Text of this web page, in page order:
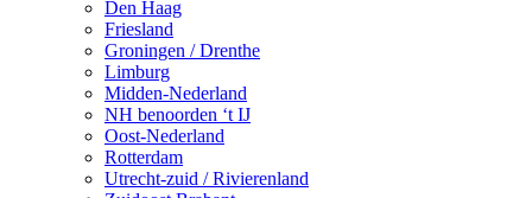
Den Haag
Friesland
Groningen / Drenthe
Limburg
Midden-Nederland
NH benoorden ‘t IJ
Oost-Nederland
Rotterdam
Utrecht-zuid / Rivierenland